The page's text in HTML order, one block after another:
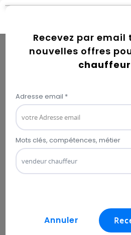
Error while getting user